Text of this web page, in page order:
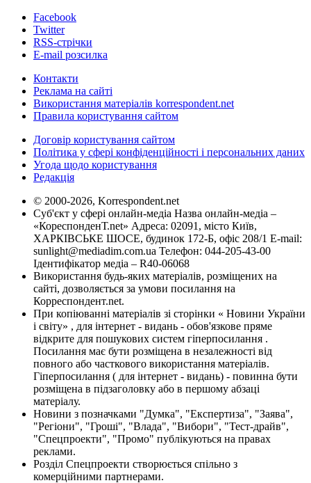
Facebook
Twitter
RSS-стрічки
E-mail розсилка
Контакти
Реклама на сайті
Використання матеріалів korrespondent.net
Правила користування сайтом
Договір користування сайтом
Політика у сфері конфіденційності і персональних даних
Угода щодо користування
Редакція
© 2000-2026, Korrespondent.net
Суб'єкт у сфері онлайн-медіа Назва онлайн-медіа –
«КореспонденТ.net» Адреса: 02091, місто Київ,
ХАРКІВСЬКЕ ШОСЕ, будинок 172-Б, офіс 208/1 E-mail:
sunlight@mediadim.com.ua Телефон: 044-205-43-00
Ідентифікатор медіа – R40-06068
Використання будь-яких матеріалів, розміщених на
сайті, дозволяється за умови посилання на
Корреспондент.net.
При копіюванні матеріалів зі сторінки « Новини України
і світу» , для інтернет - видань - обов'язкове пряме
відкрите для пошукових систем гіперпосилання .
Посилання має бути розміщена в незалежності від
повного або часткового використання матеріалів.
Гіперпосилання ( для інтернет - видань) - повинна бути
розміщена в підзаголовку або в першому абзаці
матеріалу.
Новини з позначками "Думка", "Експертиза", "Заява",
"Регіони", "Гроші", "Влада", "Вибори", "Тест-драйв",
"Спецпроекти", "Промо" публікуються на правах
реклами.
Розділ Спецпроекти створюється спільно з
комерційними партнерами.